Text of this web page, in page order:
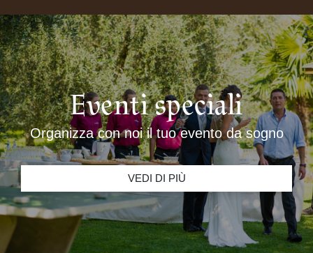
Eventi speciali
Organizza con noi il tuo evento da sogno
VEDI DI PIÙ